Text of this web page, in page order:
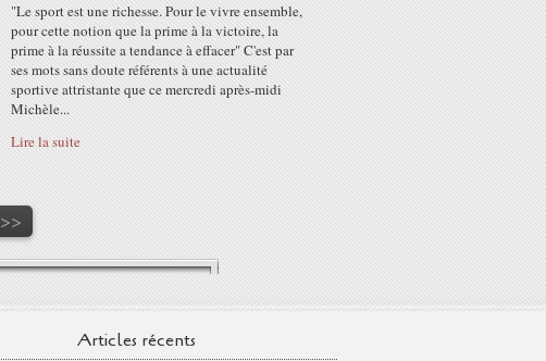
"Le sport est une richesse. Pour le vivre ensemble,
pour cette notion que la prime à la victoire, la
prime à la réussite a tendance à effacer" C'est par
ses mots sans doute référents à une actualité
sportive attristante que ce mercredi après-midi
Michèle...
Lire la suite
>>
Articles récents